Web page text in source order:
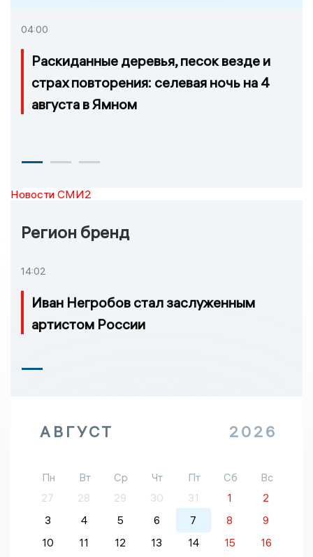
04:00
Раскиданные деревья, песок везде и
страх повторения: селевая ночь на 4
августа в Ямном
Новости СМИ2
Регион бренд
14:02
Иван Негробов стал заслуженным
артистом России
АВГУСТ 2026
Пн Вт Ср Чт Пт Сб
Вс
27
28 29 30 31 1
2
3
4 5 6 7 8
9
10
11 12 13 14 15 16